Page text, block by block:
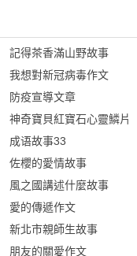
記得茶香滿山野故事
我想對新冠病毒作文
防疫宣導文章
神奇寶貝紅寶石心靈鱗片
成语故事33
佐櫻的愛情故事
風之國講述什麼故事
愛的傳遞作文
新北市親師生故事
朋友的關愛作文